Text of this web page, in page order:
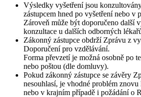
Výsledky vyšetření jsou
zástupcem hned po vyšetření nebo v
Zároveň může být doporučeno další
konzultace u dalších odborných
Zákonný zástupce obdrží Zprávu z
Doporučení pro vzdělávání.
Forma převzetí je možná osobně po
nebo poštou (dle domluvy).
Pokud zákonný zástupce se závěry
nesouhlasí, je vhodné problém
nebo v krajním případě i požádání o